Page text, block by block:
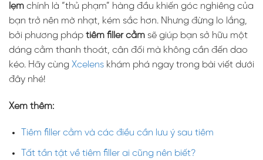
lẹm chính là “thủ phạm” hàng đầu khiến góc nghiêng của
bạn trở nên mờ nhạt, kém sắc hơn. Nhưng đừng lo lắng,
bởi phương pháp tiêm filler cằm sẽ giúp bạn sở hữu một
dáng cằm thanh thoát, cân đối mà không cần đến dao
kéo. Hãy cùng Xcelens khám phá ngay trong bài viết dưới
đây nhé!
Xem thêm:
Tiêm filler cằm và các điều cần lưu ý sau tiêm
Tất tần tật về tiêm filler ai cũng nên biết?